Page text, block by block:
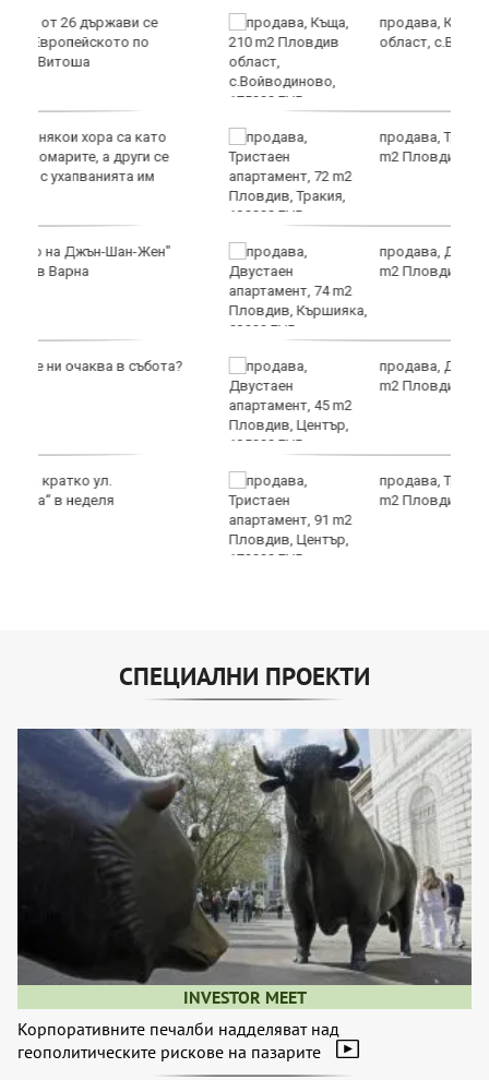
продава, Къща, 210 m2 Пловдив
област, с.Войводиново, 175000 EUR
продава, Тристаен апартамент, 72
m2 Пловдив, Тракия, 130000 EUR
продава, Двустаен апартамент, 74
m2 Пловдив, Кършияка, 92999 EUR
продава, Двустаен апартамент, 45
m2 Пловдив, Център, 125000 EUR
продава, Тристаен апартамент, 91
m2 Пловдив, Център, 179000 EUR
СПЕЦИАЛНИ ПРОЕКТИ
INVESTOR MEET
Корпоративните печалби надделяват над
геополитическите рискове на пазарите